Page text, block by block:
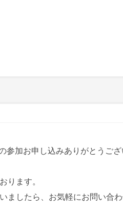
参加お申し込みありがとうござ
ります。
ましたら、お気軽にお問い合わ